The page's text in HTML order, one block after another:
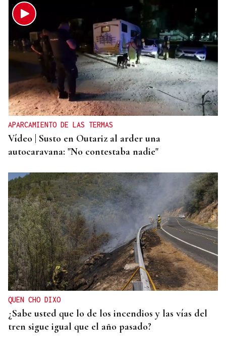
APARCAMIENTO DE LAS TERMAS
Vídeo | Susto en Outariz al arder una
autocaravana: "No contestaba nadie"
QUEN CHO DIXO
¿Sabe usted que lo de los incendios y las vías del
tren sigue igual que el año pasado?